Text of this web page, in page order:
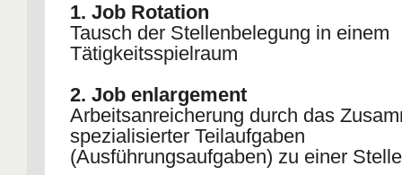
1. Job Rotation
Tausch der Stellenbelegung in einem
Tätigkeitsspielraum
2. Job enlargement
Arbeitsanreicherung durch das
spezialisierter Teilaufgaben
(Ausführungsaufgaben) zu einer